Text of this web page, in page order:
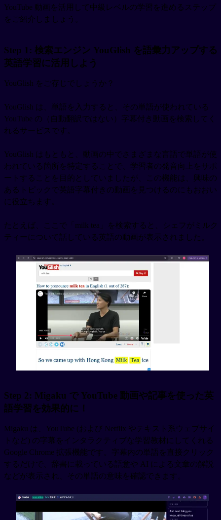
YouTube 動画を活用して中級レベルの学習を進めるステップ
をご紹介しましょう。
Step 1: 検索エンジン YouGlish を語彙力アップする
英語学習に活用しよう
YouGlish をご存じでしょうか？
YouGlish は、単語を入力すると、その単語が使われている
YouTube の（自動翻訳ではない）字幕付き動画を検索してく
れるサービスです。
YouGlish はもともと、動画の中でさまざまな言語で単語が使
われている箇所を特定することで、学習者の発音向上をサポ
ートすることを目的としていましたが、この機能は、興味の
あるトピックで英語字幕付きの動画を見つけるのにもおおい
に役立ちます。
たとえば、ここで「milk tea」を検索すると、シェフがミルク
ティーについて話している英語の動画が表示されました。
Step 2: Migaku で YouTube 動画や記事を使った英
語学習を効果的に！
Migaku は、YouTube (および Netflix やテキスト系ウェブサイ
トなど) の字幕をインタラクティブな学習教材にしてくれる
Google Chrome 拡張機能です。字幕内の単語を直接クリック
するだけで、辞書に載っている語意や AI による文章の解説
などが表示され、その単語の意味を確認できます。